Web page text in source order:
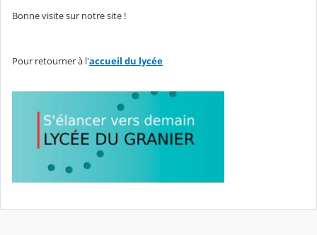
Bonne visite sur notre site !
Pour retourner à l'accueil du lycée